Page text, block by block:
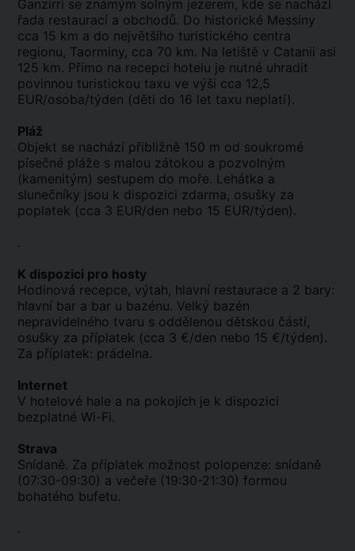
Ganzirri se známým solným jezerem, kde se nachází
řada restaurací a obchodů. Do historické Messiny
cca 15 km a do největšího turistického centra
regionu, Taorminy, cca 70 km. Na letiště v Catanii asi
125 km. Přímo na recepci hotelu je nutné uhradit
povinnou turistickou taxu ve výši cca 12,5
EUR/osoba/týden (děti do 16 let taxu neplatí).
Pláž
Objekt se nachází přibližně 150 m od soukromé
písečné pláže s malou zátokou a pozvolným
(kamenitým) sestupem do moře. Lehátka a
slunečníky jsou k dispozici zdarma, osušky za
poplatek (cca 3 EUR/den nebo 15 EUR/týden).
.
K dispozici pro hosty
Hodinová recepce, výtah, hlavní restaurace a 2 bary:
hlavní bar a bar u bazénu. Velký bazén
nepravidelného tvaru s oddělenou dětskou částí,
osušky za příplatek (cca 3 €/den nebo 15 €/týden).
Za příplatek: prádelna.
Internet
V hotelové hale a na pokojích je k dispozici
bezplatné Wi-Fi.
Strava
Snídaně. Za příplatek možnost polopenze: snídaně
(07:30-09:30) a večeře (19:30-21:30) formou
bohatého bufetu.
.